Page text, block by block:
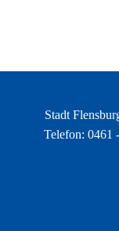
Stadt
Telefon: 0461